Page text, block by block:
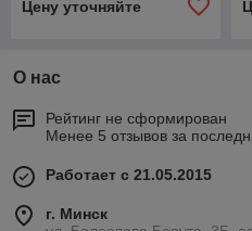
Цену уточняйте
О нас
Рейтинг не сформирован
Менее 5 отзывов за
Работает с 21.05.2015
г. Минск